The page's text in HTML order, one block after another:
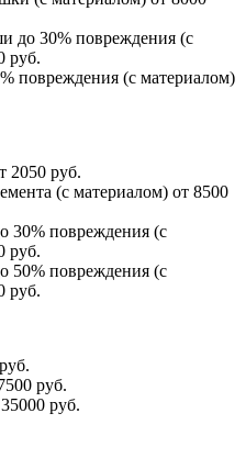
до 30% повреждения (с
руб.
повреждения (с материалом)
2050 руб.
(с материалом) от 8500
30% повреждения (с
руб.
50% повреждения (с
руб.
руб.
руб.